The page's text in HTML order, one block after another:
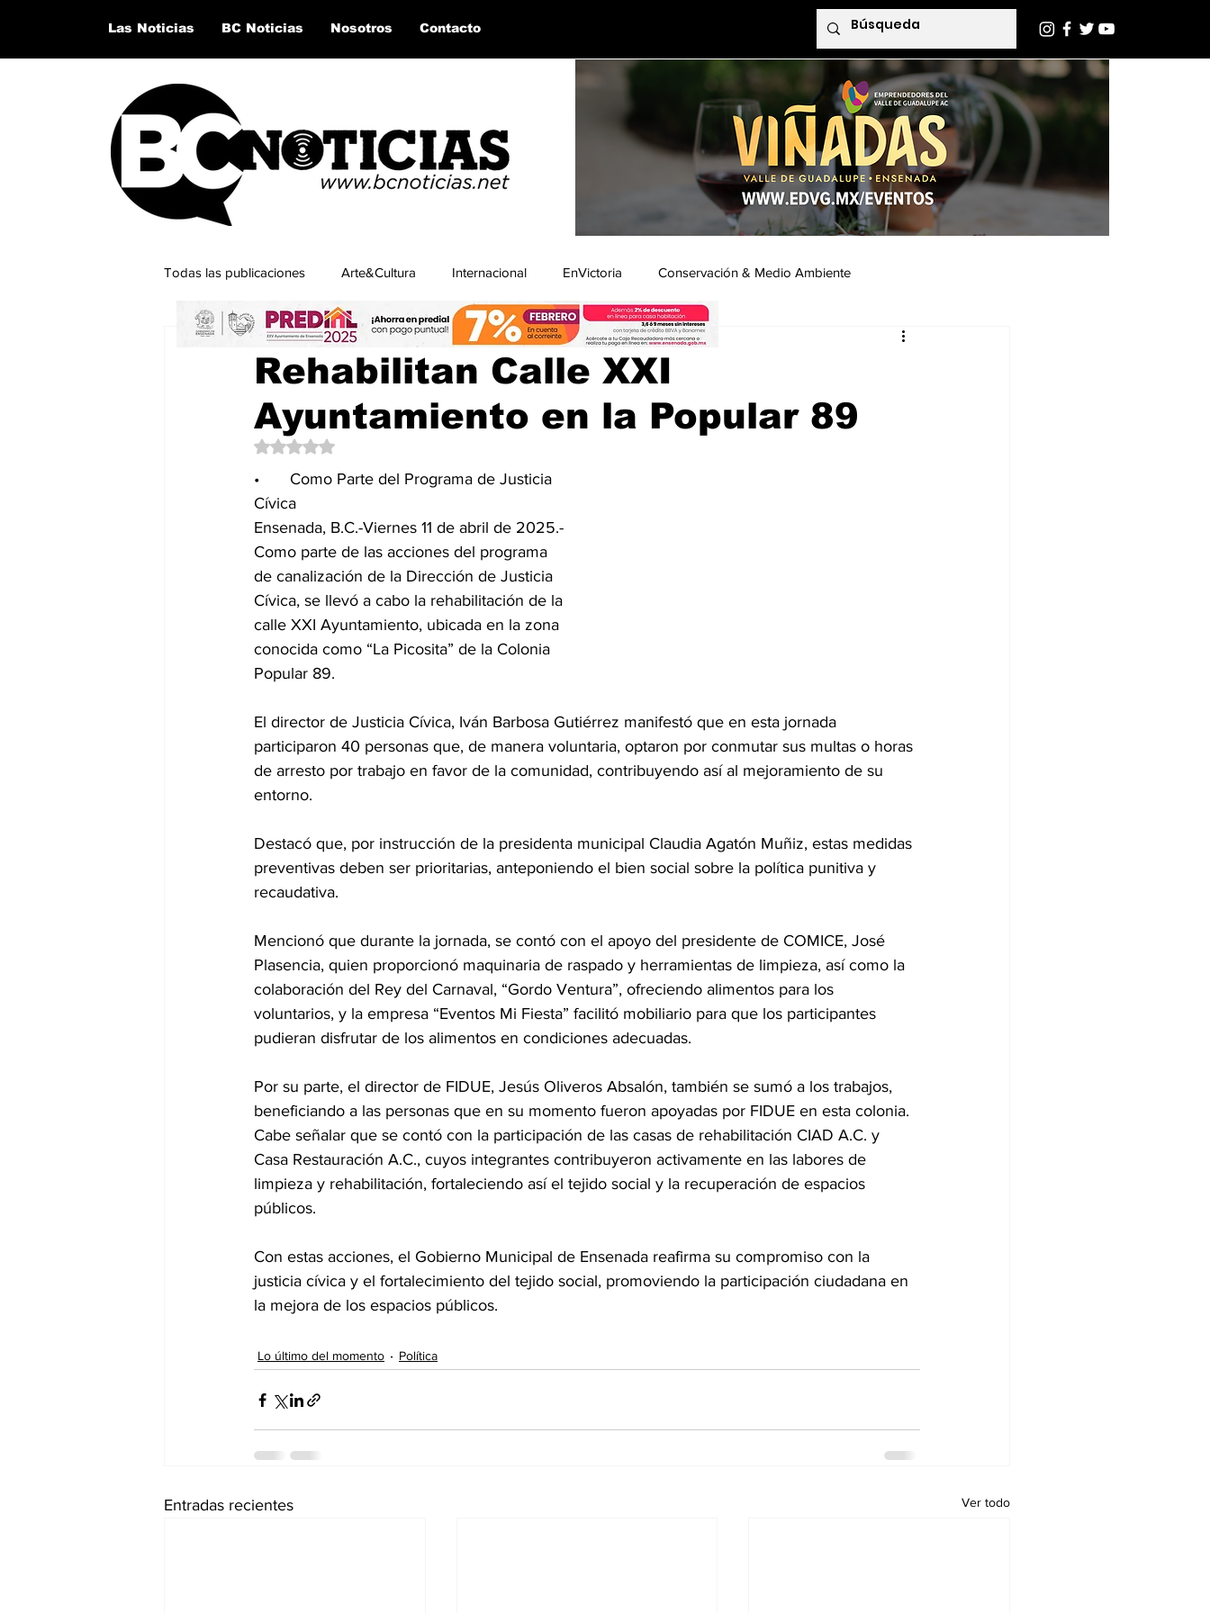
Las Noticias BC Noticias Nosotros Contacto
Todas las publicaciones Arte&Cultura Internacional EnVictoria Conservación & Medio Ambiente
Lo último del momento San Quintín, BC Bahía de los Ángeles, BC Columnas Invitadas Indaba Editorial
EntramadoBC Tijuana, Baja California Ciencia & Tech Tecate, Baja California
Rehabilitan Calle XXI
Ayuntamiento en la Popular 89
14 abr 2025 2 min de lectura
Obtuvo NaN de 5 estrellas.
•	Como Parte del Programa de Justicia
Cívica
Ensenada, B.C.-Viernes 11 de abril de 2025.-
Como parte de las acciones del programa
de canalización de la Dirección de Justicia
Cívica, se llevó a cabo la rehabilitación de la
calle XXI Ayuntamiento, ubicada en la zona
conocida como “La Picosita” de la Colonia
Popular 89.
El director de Justicia Cívica, Iván Barbosa Gutiérrez manifestó que en esta jornada
participaron 40 personas que, de manera voluntaria, optaron por conmutar sus multas o horas
de arresto por trabajo en favor de la comunidad, contribuyendo así al mejoramiento de su
entorno.
Destacó que, por instrucción de la presidenta municipal Claudia Agatón Muñiz, estas medidas
preventivas deben ser prioritarias, anteponiendo el bien social sobre la política punitiva y
recaudativa.
Mencionó que durante la jornada, se contó con el apoyo del presidente de COMICE, José
Plasencia, quien proporcionó maquinaria de raspado y herramientas de limpieza, así como la
colaboración del Rey del Carnaval, “Gordo Ventura”, ofreciendo alimentos para los
voluntarios, y la empresa “Eventos Mi Fiesta” facilitó mobiliario para que los participantes
pudieran disfrutar de los alimentos en condiciones adecuadas.
Por su parte, el director de FIDUE, Jesús Oliveros Absalón, también se sumó a los trabajos,
beneficiando a las personas que en su momento fueron apoyadas por FIDUE en esta colonia.
Cabe señalar que se contó con la participación de las casas de rehabilitación CIAD A.C. y
Casa Restauración A.C., cuyos integrantes contribuyeron activamente en las labores de
limpieza y rehabilitación, fortaleciendo así el tejido social y la recuperación de espacios
públicos.
Con estas acciones, el Gobierno Municipal de Ensenada reafirma su compromiso con la
justicia cívica y el fortalecimiento del tejido social, promoviendo la participación ciudadana en
la mejora de los espacios públicos.
Lo último del momento Política
Entradas recientes Ver todo